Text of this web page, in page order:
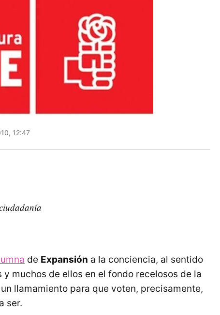
12:47
de Expansión a la conciencia, al sentido
muchos de ellos en el fondo recelosos de la
llamamiento para que voten, precisamente,
ser.